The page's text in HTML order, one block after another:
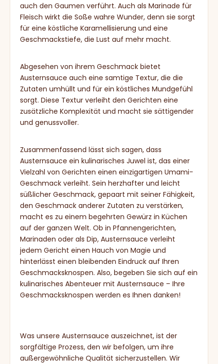
auch den Gaumen verführt. Auch als Marinade für
Fleisch wirkt die Soße wahre Wunder, denn sie sorgt
für eine köstliche Karamellisierung und eine
Geschmackstiefe, die Lust auf mehr macht.
Abgesehen von ihrem Geschmack bietet
Austernsauce auch eine samtige Textur, die die
Zutaten umhüllt und für ein köstliches Mundgefühl
sorgt. Diese Textur verleiht den Gerichten eine
zusätzliche Komplexität und macht sie sättigender
und genussvoller.
Zusammenfassend lässt sich sagen, dass
Austernsauce ein kulinarisches Juwel ist, das einer
Vielzahl von Gerichten einen einzigartigen Umami-
Geschmack verleiht. Sein herzhafter und leicht
süßlicher Geschmack, gepaart mit seiner Fähigkeit,
den Geschmack anderer Zutaten zu verstärken,
macht es zu einem begehrten Gewürz in Küchen
auf der ganzen Welt. Ob in Pfannengerichten,
Marinaden oder als Dip, Austernsauce verleiht
jedem Gericht einen Hauch von Magie und
hinterlässt einen bleibenden Eindruck auf Ihren
Geschmacksknospen. Also, begeben Sie sich auf ein
kulinarisches Abenteuer mit Austernsauce – Ihre
Geschmacksknospen werden es Ihnen danken!
Was unsere Austernsauce auszeichnet, ist der
sorgfältige Prozess, den wir befolgen, um ihre
außergewöhnliche Qualität sicherzustellen. Wir